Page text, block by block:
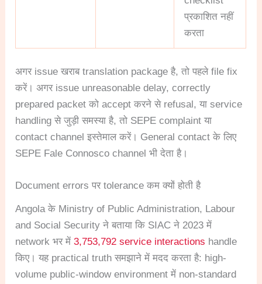
प्रकाशित नहीं
करता
अगर issue खराब translation package है, तो पहले file fix
करें। अगर issue unreasonable delay, correctly
prepared packet को accept करने से refusal, या service
handling से जुड़ी समस्या है, तो SEPE complaint या
contact channel इस्तेमाल करें। General contact के लिए
SEPE Fale Connosco channel भी देता है।
Document errors पर tolerance कम क्यों होती है
Angola के Ministry of Public Administration, Labour
and Social Security ने बताया कि SIAC ने 2023 में
network भर में3,753,792 service interactions handle
किए। यह practical truth समझाने में मदद करता है: high-
volume public-window environment में non-standard